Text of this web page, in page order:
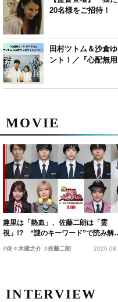
MOVIE
趣里は「熱血」、佐藤二朗は「霊
視」!? “謎のキーワード”で読み解
『踊る大捜査線 N.E.W.』新メンバー
#佐々木蔵之介 #佐藤二朗
INTERVIEW
20名様をご招待！
田村ツトム＆沙倉
ント！／『心配無